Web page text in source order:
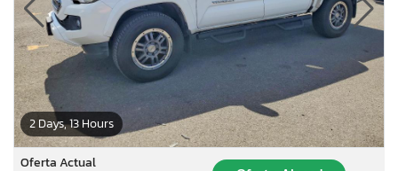
2 Days, 13 Hours
Oferta Actual